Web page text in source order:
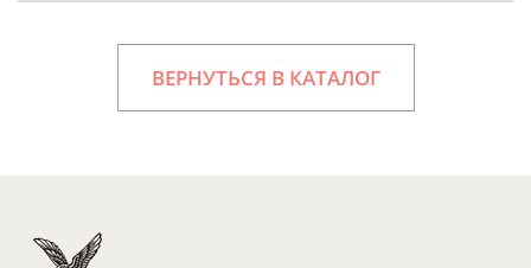
ВЕРНУТЬСЯ В КАТАЛОГ